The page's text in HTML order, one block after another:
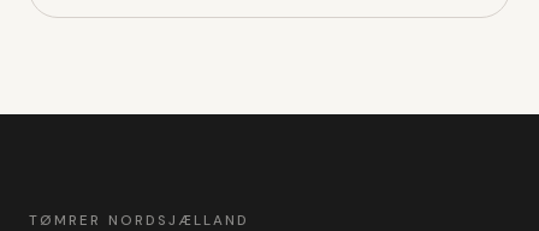
TØMRER NORDSJÆLLAND